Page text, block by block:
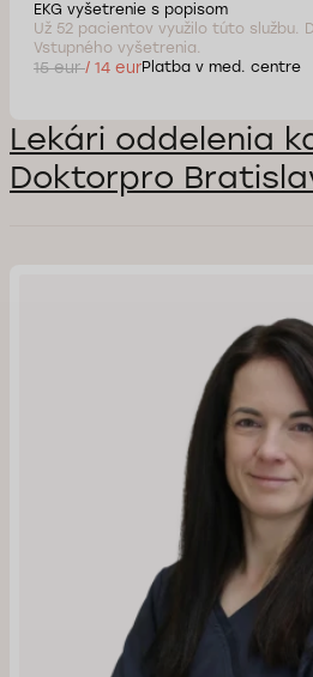
EKG vyšetrenie s popisom
Už 52 pacientov využilo túto službu.
Vstupného vyšetrenia.
15 eur/ 14 eurPlatba v med. centre
Lekári oddelenia
Doktorpro